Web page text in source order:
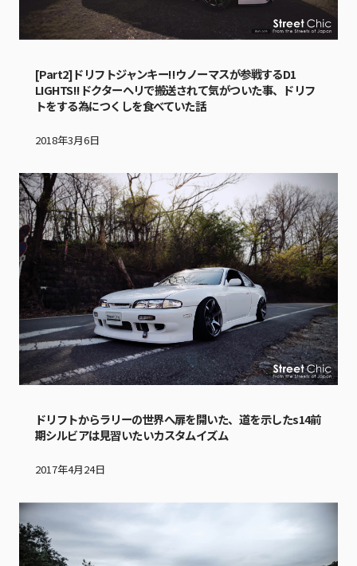
[Part2]ドリフトジャンキー!!ウノーマスが参戦するD1
LIGHTS!!ドクターヘリで搬送されて気がついた事、ドリフ
トをする為につくしを食べていた話
2018年3月6日
ドリフトからラリーの世界へ扉を開いた、道を示したs14前
期シルビアは見習いたいカスタムイズム
2017年4月24日